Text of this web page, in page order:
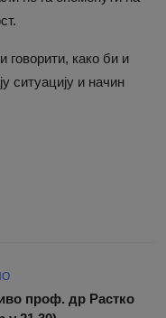
говорити, како би и
ситуацију и начин
проф. др Растко